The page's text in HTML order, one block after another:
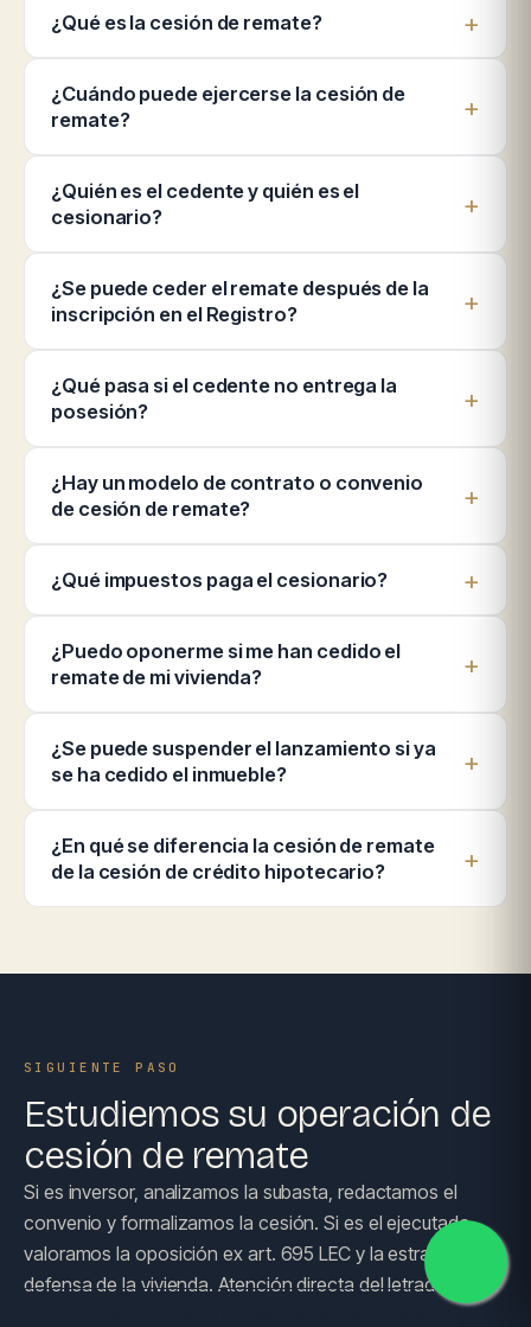
¿Qué es la cesión de remate?
¿Cuándo puede ejercerse la cesión de
remate?
¿Quién es el cedente y quién es el
cesionario?
¿Se puede ceder el remate después de la
inscripción en el Registro?
¿Qué pasa si el cedente no entrega la
posesión?
¿Hay un modelo de contrato o convenio
de cesión de remate?
¿Qué impuestos paga el cesionario?
¿Puedo oponerme si me han cedido el
remate de mi vivienda?
¿Se puede suspender el lanzamiento si ya
se ha cedido el inmueble?
¿En qué se diferencia la cesión de remate
de la cesión de crédito hipotecario?
SIGUIENTE PASO
Estudiemos su operación de
cesión de remate
Si es inversor, analizamos la subasta, redactamos el
convenio y formalizamos la cesión. Si es el ejecutado,
valoramos la oposición ex art. 695 LEC y la estrategia de
defensa de la vivienda. Atención directa del letrado titular.